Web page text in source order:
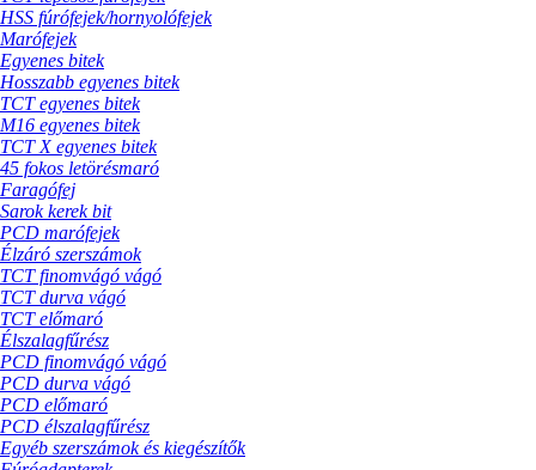
HSS fúrófejek/hornyolófejek
Marófejek
Egyenes bitek
Hosszabb egyenes bitek
TCT egyenes bitek
M16 egyenes bitek
TCT X egyenes bitek
45 fokos letörésmaró
Faragófej
Sarok kerek bit
PCD marófejek
Élzáró szerszámok
TCT finomvágó vágó
TCT durva vágó
TCT előmaró
Élszalagfűrész
PCD finomvágó vágó
PCD durva vágó
PCD előmaró
PCD élszalagfűrész
Egyéb szerszámok és kiegészítők